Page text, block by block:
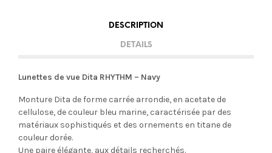
DESCRIPTION
DETAILS
Lunettes de vue Dita RHYTHM – Navy
Monture Dita de forme carrée arrondie, en acetate de
cellulose, de couleur bleu marine, caractérisée par des
matériaux sophistiqués et des ornements en titane de
couleur dorée.
Une paire élégante, aux détails recherchés.